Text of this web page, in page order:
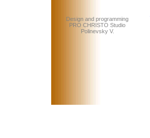
Design and programming
PRO CHRISTO Studio
Polinevsky V.